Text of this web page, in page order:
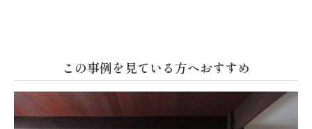
この事例を見ている方へおすすめ